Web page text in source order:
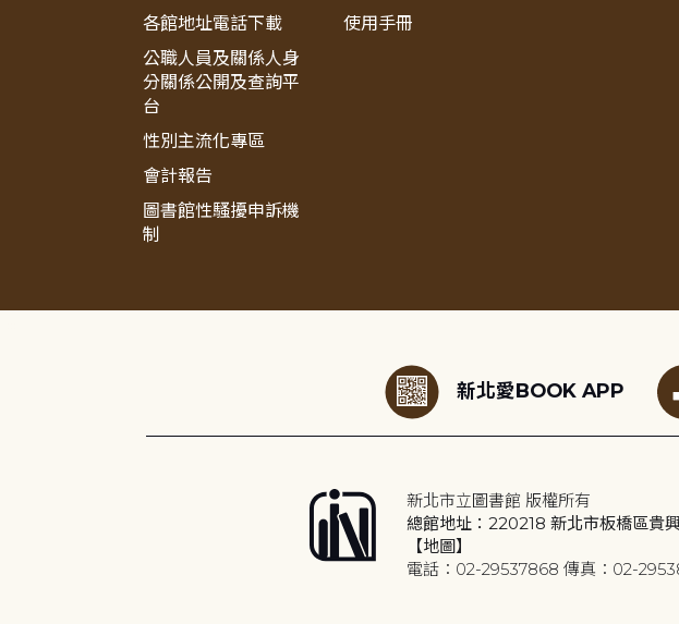
各館地址電話下載
公職人員及關係人身
分關係公開及查詢平
台
性別主流化專區
會計報告
圖書館性騷擾申訴機
制
使用手冊
新北愛BOOK APP
新北市立圖書館 版權所有
總館地址：220218 新北市板橋區貴
【地圖】
電話：02-29537868 傳真：02-